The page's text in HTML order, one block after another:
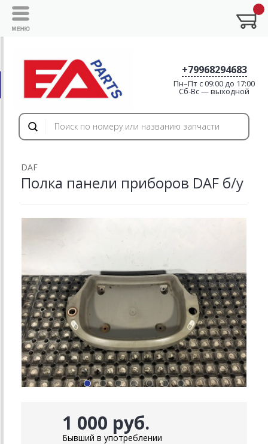
+79968294683
Пн–Пт с 09:00 до 17:00
Cб-Вс — выходной
DAF
Полка панели приборов DAF б/у
1 000 руб.
Бывший в употреблении